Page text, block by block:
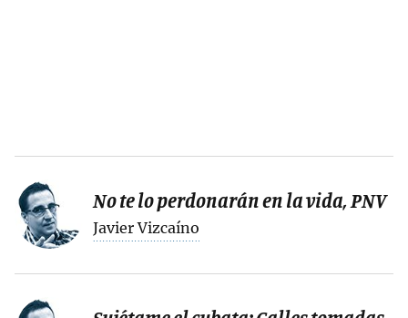
Javier Vizcaíno
No te lo perdonarán en la vida, PNV